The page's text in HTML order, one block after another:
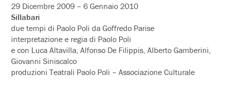
29 Dicembre 2009 – 6 Gennaio 2010
Sillabari
due tempi di Paolo Poli da Goffredo Parise
interpretazione e regia di Paolo Poli
e con Luca Altavilla, Alfonso De Filippis, Alberto Gamberini,
Giovanni Siniscalco
produzioni Teatrali Paolo Poli – Associazione Culturale